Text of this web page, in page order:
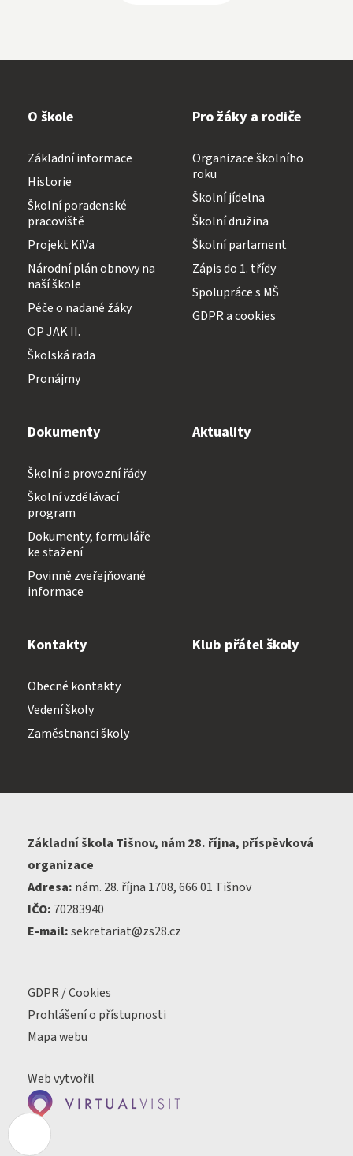
O škole
Základní informace
Historie
Školní poradenské
pracoviště
Projekt KiVa
Národní plán obnovy na
naší škole
Péče o nadané žáky
OP JAK II.
Školská rada
Pronájmy
Pro žáky a rodiče
Organizace školního
roku
Školní jídelna
Školní družina
Školní parlament
Zápis do 1. třídy
Spolupráce s MŠ
GDPR a cookies
Dokumenty
Školní a provozní řády
Školní vzdělávací
program
Dokumenty, formuláře
ke stažení
Povinně zveřejňované
informace
Aktuality
Kontakty
Obecné kontakty
Vedení školy
Zaměstnanci školy
Klub přátel školy
Základní škola Tišnov, nám 28. října, příspěvková
organizace
Adresa: nám. 28. října 1708, 666 01 Tišnov
IČO: 70283940
E-mail:sekretariat@zs28.cz
GDPR / Cookies
Prohlášení o přístupnosti
Mapa webu
Web vytvořil